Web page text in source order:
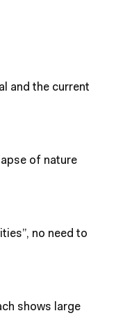
and the current
of nature
no need to
shows large